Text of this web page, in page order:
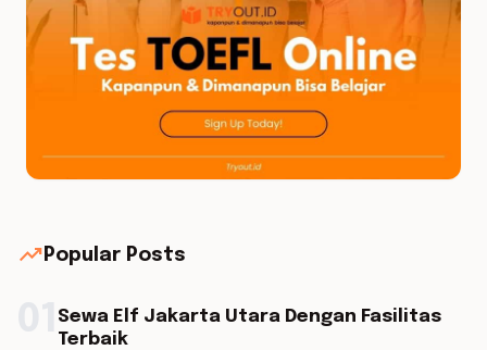
trending_up Popular Posts
Sewa Elf Jakarta Utara Dengan Fasilitas
Terbaik